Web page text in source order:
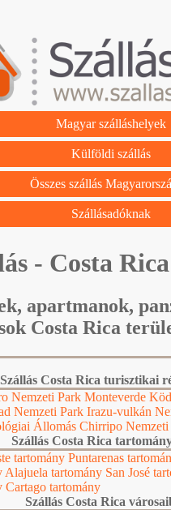
Magyar szálláshelyek
Külföldi szállás
Összes szállás
Szállásadóknak
- Costa Rica
apartmanok,
Costa Rica
Szállás Costa Rica turisztikai
Nemzeti Park Monteverde
Nemzeti Park Irazu-vulkán
Állomás Chirripo Nemzeti
Szállás Costa Rica
tartomány Puntarenas
Alajuela tartomány San José
Cartago tartomány
Szállás Costa Rica